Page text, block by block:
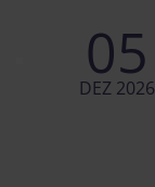
05
DEZ 2026